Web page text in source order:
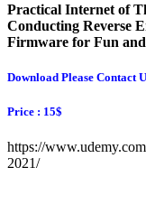
Practical Internet of
Conducting Reverse
Firmware for Fun
Download Please Contact
Price : 15$
https://
2021/